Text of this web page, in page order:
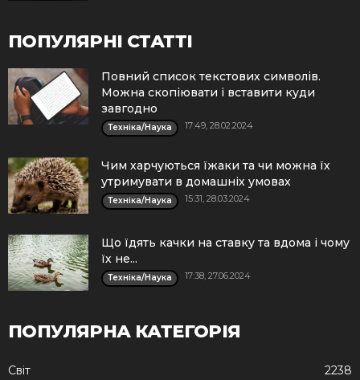
ПОПУЛЯРНІ СТАТТІ
Повний список текстових символів.
Можна скопіювати і вставити куди
завгодно
Техніка/Наука 17:49, 28.02.2024
Чим харчуються їжаки та чи можна їх
утримувати в домашніх умовах
Техніка/Наука 15:31, 28.03.2024
Що їдять качки на ставку та вдома і чому
їх не...
Техніка/Наука 17:38, 27.06.2024
ПОПУЛЯРНА КАТЕГОРІЯ
Cвіт
2238